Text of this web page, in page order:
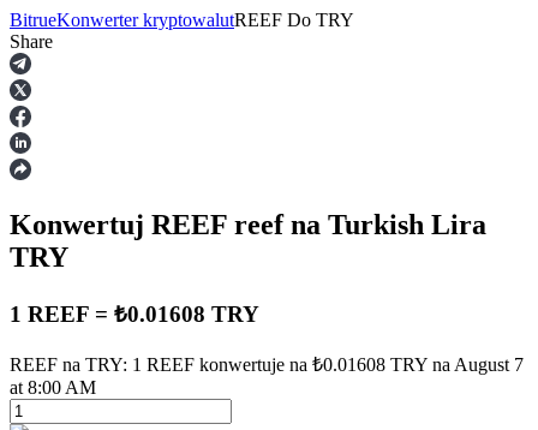
Kontrakty terminowe
Kontrakty terminowe na USDT
Kontrakty futures wykorzystujące USDT jako zabezpieczenie
BitrueKonwerter kryptowalutREEF Do TRY
Share
Konwertuj REEF reefna Turkish Lira
TRY
1 REEF = ₺0.01608 TRY
REEF na TRY: 1 REEF konwertuje na ₺0.01608 TRY na August 7
at 8:00 AM